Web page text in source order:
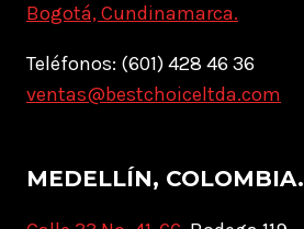
Bogotá, Cundinamarca.
Teléfonos: (601) 428 46 36
ventas@bestchoiceltda.com
MEDELLÍN, COLOMBIA.